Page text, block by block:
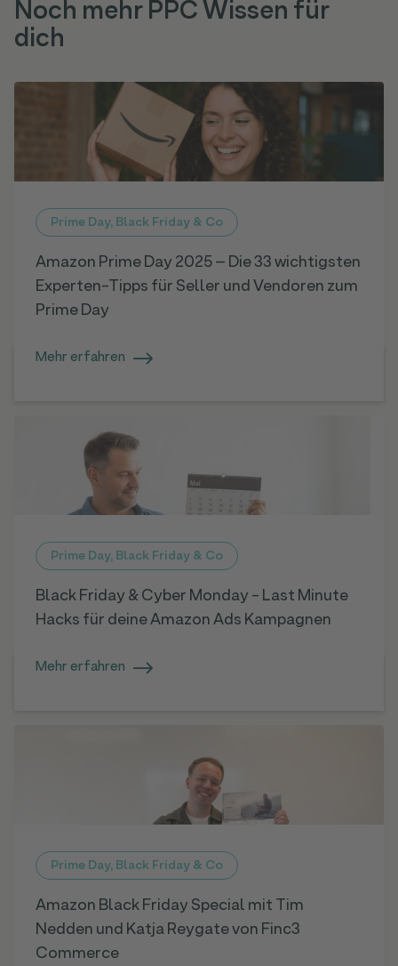
Noch mehr PPC Wissen für
dich
Prime Day, Black Friday & Co
Amazon Prime Day 2025 – Die 33 wichtigsten
Experten-Tipps für Seller und Vendoren zum
Prime Day
Mehr erfahren
Prime Day, Black Friday & Co
Black Friday & Cyber Monday - Last Minute
Hacks für deine Amazon Ads Kampagnen
Mehr erfahren
Prime Day, Black Friday & Co
Amazon Black Friday Special mit Tim
Nedden und Katja Reygate von Finc3
Commerce